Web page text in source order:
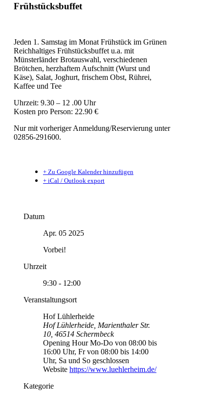
Frühstücksbuffet
Jeden 1. Samstag im Monat Frühstück im Grünen
Reichhaltiges Frühstücksbuffet u.a. mit
Münsterländer Brotauswahl, verschiedenen
Brötchen, herzhaftem Aufschnitt (Wurst und
Käse), Salat, Joghurt, frischem Obst, Rührei,
Kaffee und Tee
Uhrzeit: 9.30 – 12 .00 Uhr
Kosten pro Person: 22.90 €
Nur mit vorheriger Anmeldung/Reservierung unter
02856-291600.
+ Zu Google Kalender hinzufügen
+ iCal / Outlook export
Datum
Apr. 05 2025
Vorbei!
Uhrzeit
9:30 - 12:00
Veranstaltungsort
Hof Lühlerheide
Hof Lühlerheide, Marienthaler Str.
10, 46514 Schermbeck
Opening Hour Mo-Do von 08:00 bis
16:00 Uhr, Fr von 08:00 bis 14:00
Uhr, Sa und So geschlossen
Website https://www.luehlerheim.de/
Kategorie